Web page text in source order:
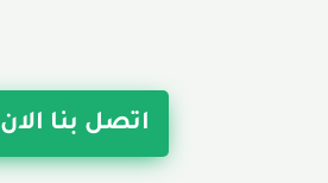
اتصل بنا الان